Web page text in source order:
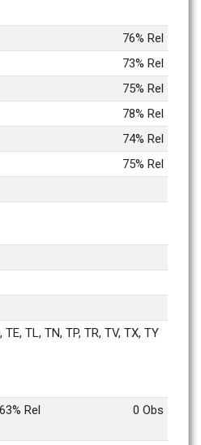
76% Rel
73% Rel
75% Rel
78% Rel
74% Rel
75% Rel
TE, TL, TN, TP, TR, TV, TX, TY
63% Rel 0 Obs